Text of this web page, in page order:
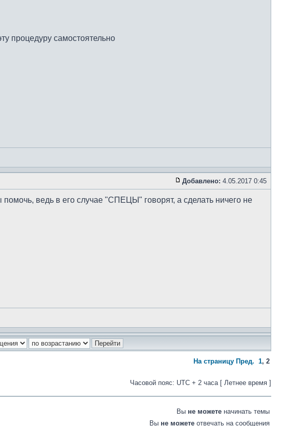
процедуру самостоятельно
Добавлено: 4.05.2017 0:45
ведь в его случае "СПЕЦЫ" говорят, а сделать ничего не
На страницу Пред. 1, 2
Часовой пояс: UTC + 2 часа [ Летнее время ]
Вы не можете начинать темы
Вы не можете отвечать на сообщения